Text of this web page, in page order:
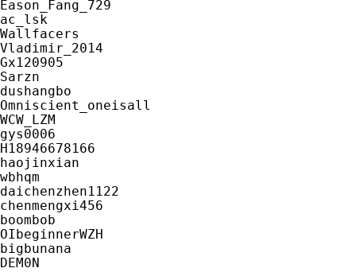
Eason_Fang_729
ac_lsk
Wallfacers
Vladimir_2014
Gx120905
Sarzn
dushangbo
Omniscient_oneisall
WCW_LZM
gys0006
H18946678166
haojinxian
wbhqm
daichenzhen1122
chenmengxi456
boombob
OIbeginnerWZH
bigbunana
DEM0N